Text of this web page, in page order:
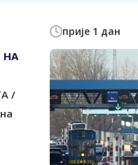
НА
/
прије 1 дан